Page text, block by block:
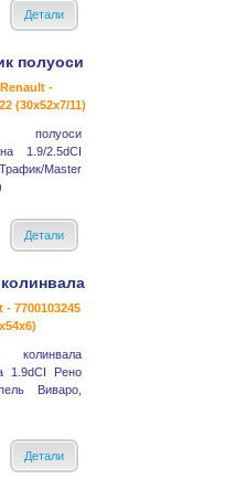
Детали
полуоси
-
(30x52x7/11)
полуоси
1.9/2.5dCI
Master
Детали
- 7700103245
1.9dCI Рено
Виваро,
Детали